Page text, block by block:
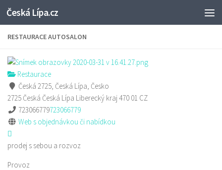
Skip to content
Česká Lípa.cz
RESTAURACE AUTOSALON
Restaurace
Česká 2725, Česká Lípa, Česko
2725 Česká Česká Lípa Liberecký kraj470 01 CZ
723066779723066779
Web s objednávkou či nabídkou
prodej s sebou a rozvoz
Provoz